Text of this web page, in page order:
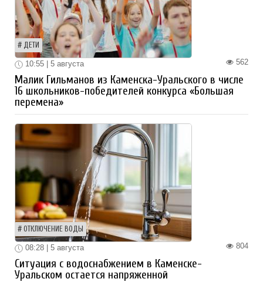
ДЕТИ
562
10:55 | 5 августа
Малик Гильманов из Каменска-Уральского в числе
16 школьников-победителей конкурса «Большая
перемена»
ОТКЛЮЧЕНИЕ ВОДЫ
804
08:28 | 5 августа
Ситуация с водоснабжением в Каменске-
Уральском остается напряженной